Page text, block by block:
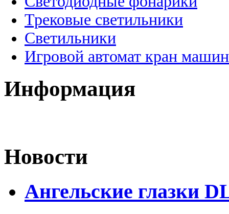
Трековые светильники
Светильники
Игровой автомат кран
Информация
Новости
Ангельские глазки